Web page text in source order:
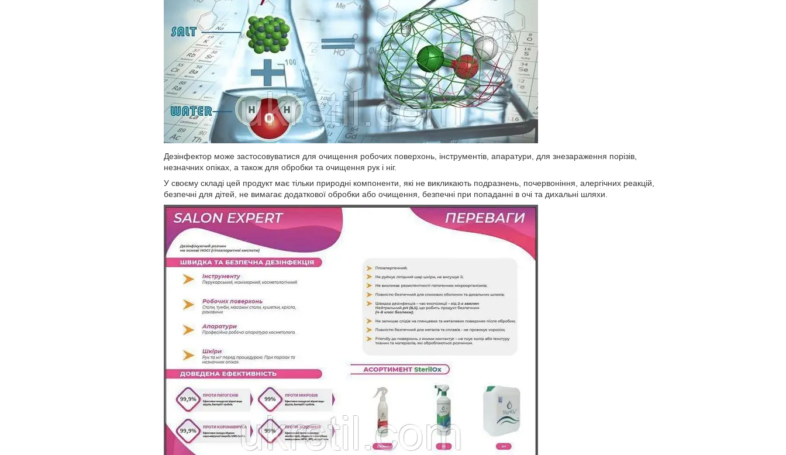
Дезінфектор може застосовуватися для очищення робочих поверхонь, інструментів, апаратури, для знезараження порізів,
незначних опіках, а також для обробки та очищення рук і ніг.
У своєму складі цей продукт має тільки природні компоненти, які не викликають подразнень, почервоніння, алергічних реакцій,
безпечні для дітей, не вимагає додаткової обробки або очищення, безпечні при попаданні в очі та дихальні шляхи.